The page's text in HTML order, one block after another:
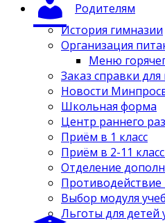
Родителям
История гимназии
Организация
Меню
Заказ справки
Новости
Школьная форма
Центр раннего
Приём в 1 класс
Приём в 2-11
Отделение
Выбор модуля
Льготы для детей